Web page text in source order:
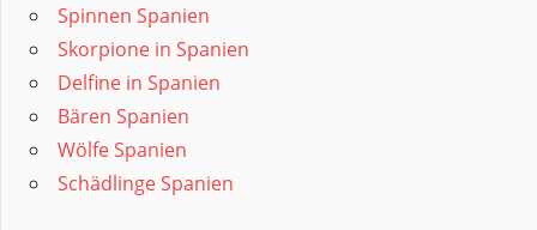
Spinnen Spanien
Skorpione in Spanien
Delfine in Spanien
Bären Spanien
Wölfe Spanien
Schädlinge Spanien